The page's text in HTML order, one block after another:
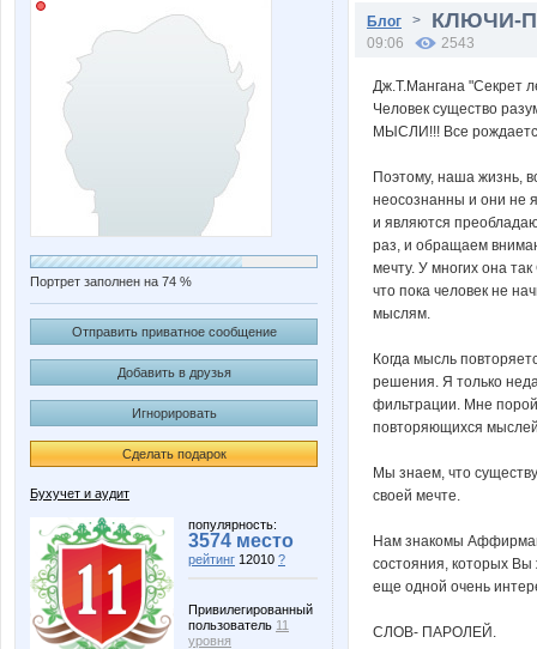
Портрет заполнен на 74 %
Отправить приватное сообщение
Добавить в друзья
Игнорировать
Сделать подарок
Бухучет и аудит
популярность:
3574 место
рейтинг 12010 ?
Привилегированный
пользователь 11
уровня
Блог > КЛЮЧИ-
09:06 2543
Дж.Т.Мангана "Секрет
Человек существо
МЫСЛИ!!! Все
Поэтому, наша жизнь,
неосознанны и они не
и являются
раз, и обращаем
мечту. У многих она
что пока человек не
мыслям.
Когда мысль
решения. Я только
фильтрации. Мне порой
повторяющихся
Мы знаем, что
своей мечте.
Нам знакомы
состояния, которых Вы
еще одной очень
СЛОВ- ПАРОЛЕЙ.